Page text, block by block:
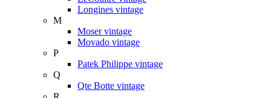
Longines vintage
M
Moser vintage
Movado vintage
P
Patek Philippe vintage
Q
Qte Botte vintage